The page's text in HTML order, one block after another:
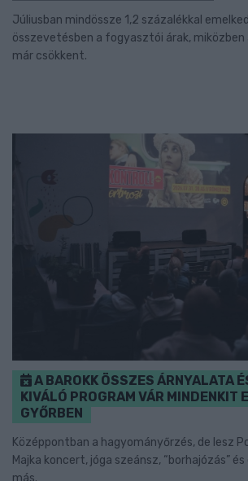
Júliusban mindössze 1,2 százalékkal
összevetésben a fogyasztói árak, miközben
már csökkent.
A BAROKK ÖSSZES ÁRNYALATA
KIVÁLÓ PROGRAM VÁR MINDENKIT
GYŐRBEN
Középpontban a hagyományőrzés, de lesz
Majka koncert, jóga szeánsz, “borhajózás”